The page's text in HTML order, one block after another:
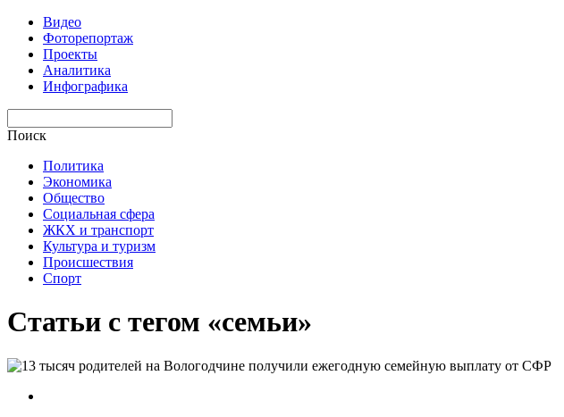
Видео
Фоторепортаж
Проекты
Аналитика
Инфографика
Поиск
Политика
Экономика
Общество
Социальная сфера
ЖКХ и транспорт
Культура и туризм
Происшествия
Спорт
Статьи с тегом «семьи»